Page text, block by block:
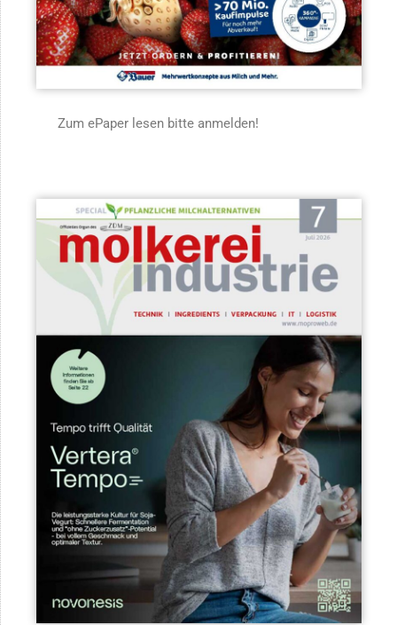
Zum ePaper lesen bitte anmelden!